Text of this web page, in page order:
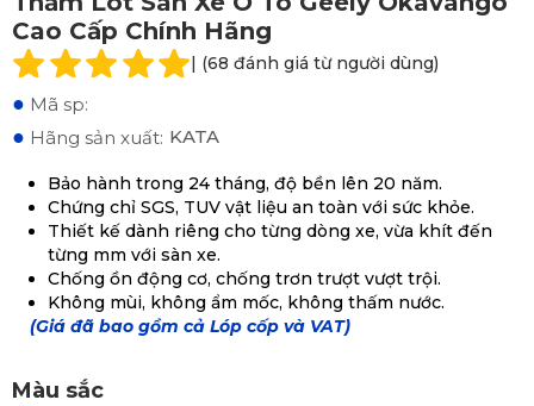
Cao Cấp Chính Hãng
| (68 đánh giá từ người dùng)
● Mã sp:
● Hãng sản xuất: KATA
Bảo hành trong 24 tháng, độ bền lên 20 năm.
Chứng chỉ SGS, TUV vật liệu an toàn với sức khỏe.
Thiết kế dành riêng cho từng dòng xe, vừa khít đến
từng mm với sàn xe.
Chống ồn động cơ, chống trơn trượt vượt trội.
Không mùi, không ẩm mốc, không thấm nước.
(Giá đã bao gồm cả Lóp cốp và VAT)
Màu sắc